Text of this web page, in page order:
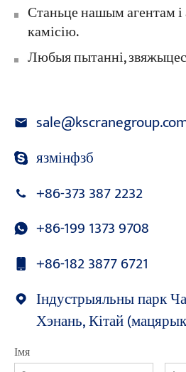
Станьце нашым агентам
камісію.
Любыя пытанні,
язмінфзб
+86-373 387 2232
+86-199 1373 9708
+86-182 3877 6721
Індустрыяльны парк
Хэнань, Кітай
Імя